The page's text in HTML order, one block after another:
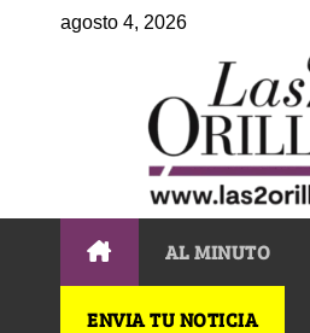
agosto 4, 2026
AL MINUTO
ENVIA TU NOTICIA